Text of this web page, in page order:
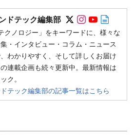
ドテック編集部 Follow on
Follow on
Follow
クノロジー」をキーワードに、様々な
・インタビュー・コラム・ニュース
わかりやすく、そして詳しくお届け
連載企画も続々更新中。最新情報は
ク。
テック編集部の記事一覧はこちら